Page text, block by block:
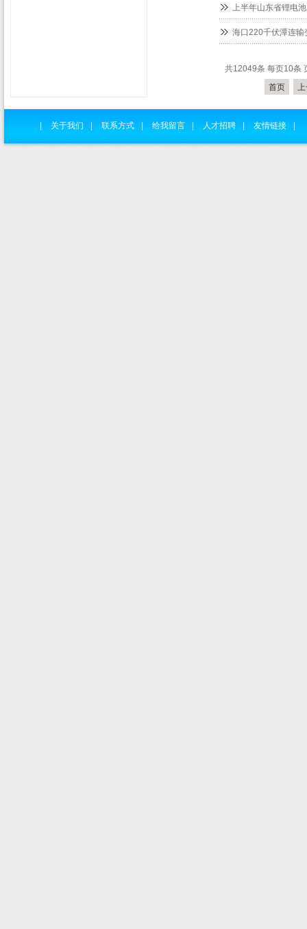
上半年山东省锂电
海口220千伏潭连输
共12049条 每页10条
首页
关于我们 联系方式 给我留言 人才招聘 友情链接